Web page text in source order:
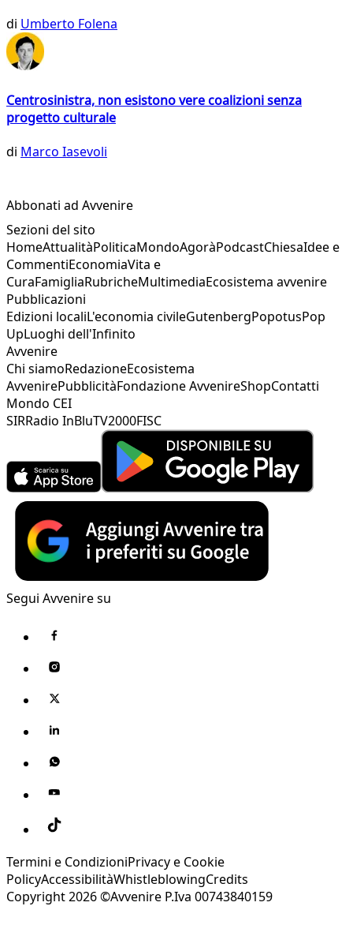
di Umberto Folena
Centrosinistra, non esistono vere coalizioni senza
progetto culturale
di Marco Iasevoli
Abbonati ad Avvenire
Sezioni del sito
HomeAttualitàPoliticaMondoAgoràPodcastChiesaIdee e
CommentiEconomiaVita e
CuraFamigliaRubricheMultimediaEcosistema avvenire
Pubblicazioni
Edizioni localiL'economia civileGutenbergPopotusPop
UpLuoghi dell'Infinito
Avvenire
Chi siamoRedazioneEcosistema
AvvenirePubblicitàFondazione AvvenireShopContatti
Mondo CEI
SIRRadio InBluTV2000FISC
Segui Avvenire su
Termini e CondizioniPrivacy e Cookie
PolicyAccessibilitàWhistleblowingCredits
Copyright 2026 ©Avvenire P.Iva 00743840159